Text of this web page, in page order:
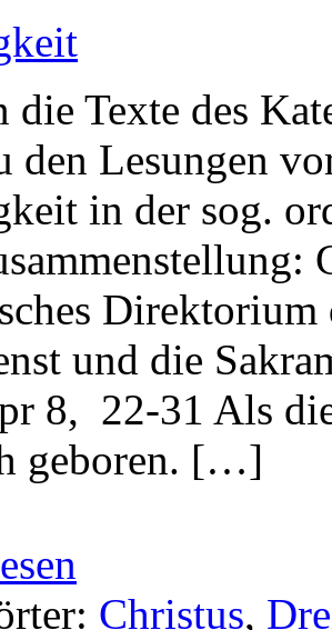
die Texte des
den Lesungen
in der sog.
und die
8, 22-31 Als
geboren. […]
Christus,